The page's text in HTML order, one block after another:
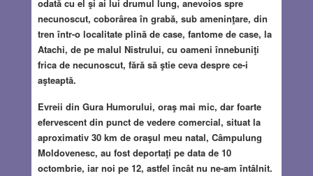
odată cu el şi ai lui drumul lung, anevoios spre
necunoscut, coborârea în grabă, sub ameninţare, din
tren într-o localitate plină de case, fantome de case, la
Atachi, de pe malul Nistrului, cu oameni înnebuniţi
frica de necunoscut, fără să ştie ceva despre ce-i
aşteaptă.
Evreii din Gura Humorului, oraş mai mic, dar foarte
efervescent din punct de vedere comercial, situat la
aproximativ 30 km de oraşul meu natal, Câmpulung
Moldovenesc, au fost deportaţi pe data de 10
octombrie, iar noi pe 12, astfel încât nu ne-am întâlnit.